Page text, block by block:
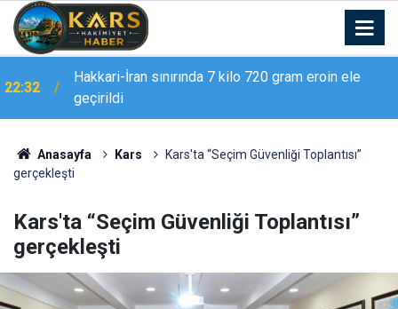
21:02
Erzurum Adliyesi’nde yangın: 2 kişi dumandan
etkilendi
Anasayfa Kars
Kars'ta “Seçim Güvenliği Toplantısı”
gerçekleşti
Kars'ta “Seçim Güvenliği Toplantısı”
gerçekleşti